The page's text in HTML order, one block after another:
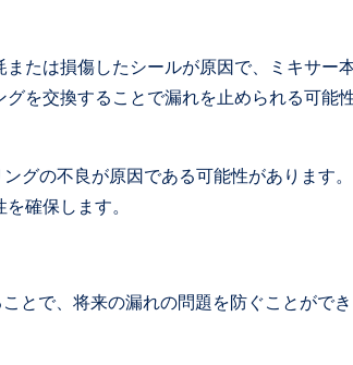
たは損傷したシールが原因で、ミキサー
を交換することで漏れを止められる可能性
グの不良が原因である可能性があります
確保します。
とで、将来の漏れの問題を防ぐことがで